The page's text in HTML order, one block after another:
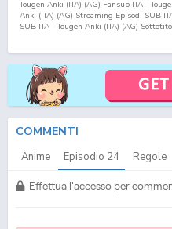
Tougen Anki (ITA) (AG) Fansub ITA -
Anki (ITA) (AG) Streaming Episodi SUB
SUB ITA - Tougen Anki (ITA) (AG)
Tougen Anki (ITA) (AG) Download
Download Episodio
COMMENTI
Anime Episodio 24 Regole
Effettua l'accesso per